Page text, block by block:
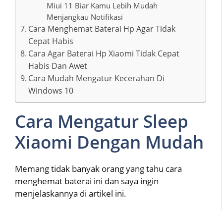
Miui 11 Biar Kamu Lebih Mudah
Menjangkau Notifikasi
Cara Menghemat Baterai Hp Agar Tidak
Cepat Habis
Cara Agar Baterai Hp Xiaomi Tidak Cepat
Habis Dan Awet
Cara Mudah Mengatur Kecerahan Di
Windows 10
Cara Mengatur Sleep
Xiaomi Dengan Mudah
Memang tidak banyak orang yang tahu cara
menghemat baterai ini dan saya ingin
menjelaskannya di artikel ini.